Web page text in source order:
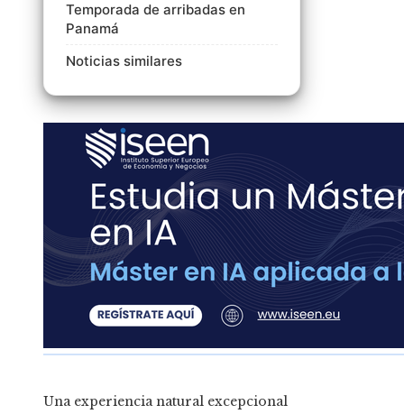
Temporada de arribadas en
Panamá
Noticias similares
Una experiencia natural excepcional